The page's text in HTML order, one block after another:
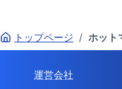
トップページ / ホット
運営会社